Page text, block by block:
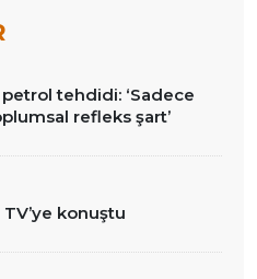
tehdidi: ‘Sadece
refleks şart’
konuştu